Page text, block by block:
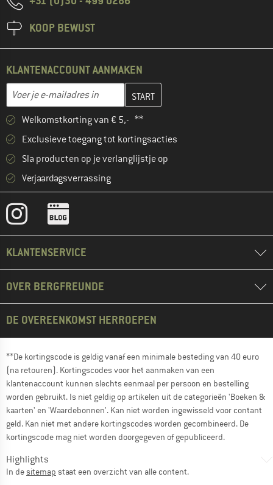
KOOP BEWUST
KLANTENACCOUNT AANMAKEN
E-mailadres
Vul je e-mailadres hier in en maak in de volgende stap je
Welkomstkorting van € 5,- **
Exclusieve toegang tot kortingsacties
Sla producten op je verlanglijstje op
Verjaardagsverrassing
KLANTENSERVICE
OVER BERGFREUNDE
DE OVEREENKOMST HERROEPEN
**De kortingscode is geldig vanaf een minimale besteding van 40 euro
(na retouren). Kortingscodes voor het aanmaken van een
klantenaccount kunnen slechts eenmaal per persoon en bestelling
worden gebruikt. Is niet geldig op artikelen uit de categorieën 'Boeken &
kaarten' en 'Waardebonnen'. Kan niet worden ingewisseld voor contant
geld. Kan niet met andere kortingscodes worden gecombineerd. De
kortingscode mag niet worden doorgegeven of gepubliceerd.
Highlights
In desitemap staat een overzicht van alle content.